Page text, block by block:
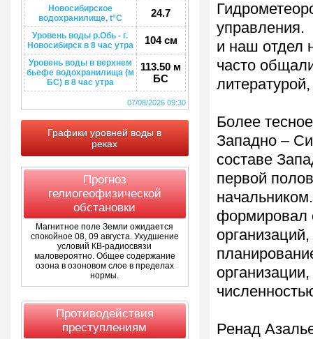
Новосибирское
водохранилище, t°C
24.7
Уровень воды р.Обь - г.
Новосибирск в 8 час утра
104 см
Уровень воды в верхнем
бьефе водохранилища (м
БС) в 8 час утра
113.50 м
БС
07/08/2026 09:30
Графики уровней воды в
реках
Прогноз
гелиогеофизической
обстановки
Магнитное поле Земли ожидается
спокойное 08, 09 августа. Ухудшение
условий КВ-радиосвязи
маловероятно. Общее содержание
озона в озоновом слое в пределах
нормы.
Противодействия
преступлениям
управления.
и наш отдел
часто
Более
Западно –
составе
первой
формировал
Ренад